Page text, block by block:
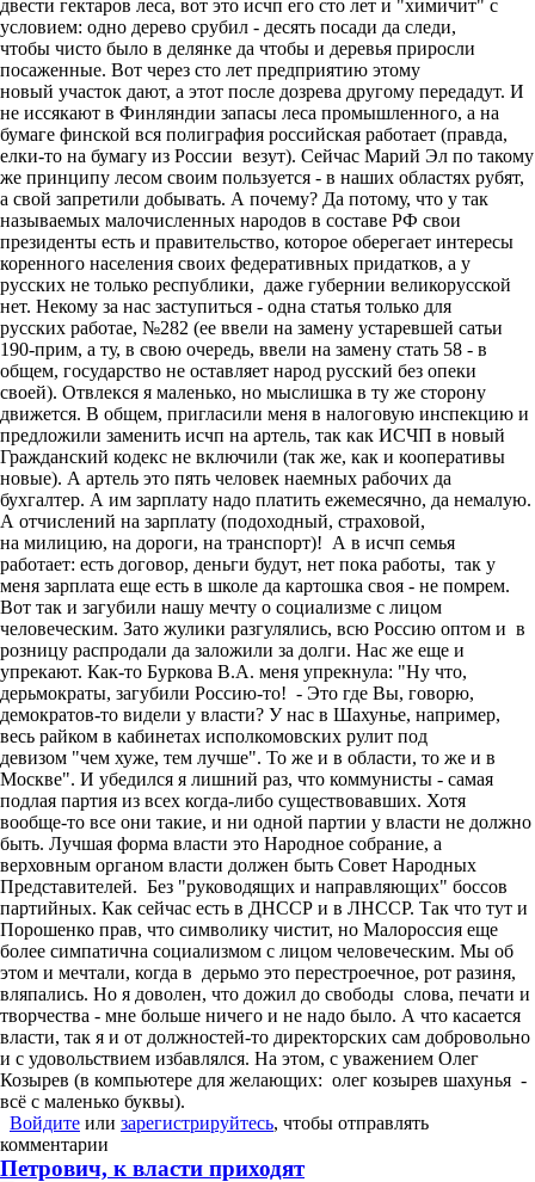
двести гектаров леса, вот это исчп его сто лет и "химичит" с
условием: одно дерево срубил - десять посади да следи,
чтобы чисто было в делянке да чтобы и деревья приросли
посаженные. Вот через сто лет предприятию этому
новый участок дают, а этот после дозрева другому передадут. И
не иссякают в Финляндии запасы леса промышленного, а на
бумаге финской вся полиграфия российская работает (правда,
елки-то на бумагу из России везут). Сейчас Марий Эл по такому
же принципу лесом своим пользуется - в наших областях рубят,
а свой запретили добывать. А почему? Да потому, что у так
называемых малочисленных народов в составе РФ свои
президенты есть и правительство, которое оберегает интересы
коренного населения своих федеративных придатков, а у
русских не только республики, даже губернии великорусской
нет. Некому за нас заступиться - одна статья только для
русских работае, №282 (ее ввели на замену устаревшей сатьи
190-прим, а ту, в свою очередь, ввели на замену стать 58 - в
общем, государство не оставляет народ русский без опеки
своей). Отвлекся я маленько, но мыслишка в ту же сторону
движется. В общем, пригласили меня в налоговую инспекцию и
предложили заменить исчп на артель, так как ИСЧП в новый
Гражданский кодекс не включили (так же, как и кооперативы
новые). А артель это пять человек наемных рабочих да
бухгалтер. А им зарплату надо платить ежемесячно, да немалую.
А отчислений на зарплату (подоходный, страховой,
на милицию, на дороги, на транспорт)! А в исчп семья
работает: есть договор, деньги будут, нет пока работы, так у
меня зарплата еще есть в школе да картошка своя - не помрем.
Вот так и загубили нашу мечту о социализме с лицом
человеческим. Зато жулики разгулялись, всю Россию оптом и в
розницу распродали да заложили за долги. Нас же еще и
упрекают. Как-то Буркова В.А. меня упрекнула: "Ну что,
дерьмократы, загубили Россию-то! - Это где Вы, говорю,
демократов-то видели у власти? У нас в Шахунье, например,
весь райком в кабинетах исполкомовских рулит под
девизом "чем хуже, тем лучше". То же и в области, то же и в
Москве". И убедился я лишний раз, что коммунисты - самая
подлая партия из всех когда-либо существовавших. Хотя
вообще-то все они такие, и ни одной партии у власти не должно
быть. Лучшая форма власти это Народное собрание, а
верховным органом власти должен быть Совет Народных
Представителей. Без "руководящих и направляющих" боссов
партийных. Как сейчас есть в ДНССР и в ЛНССР. Так что тут и
Порошенко прав, что символику чистит, но Малороссия еще
более симпатична социализмом с лицом человеческим. Мы об
этом и мечтали, когда в дерьмо это перестроечное, рот разиня,
вляпались. Но я доволен, что дожил до свободы слова, печати и
творчества - мне больше ничего и не надо было. А что касается
власти, так я и от должностей-то директорских сам добровольно
и с удовольствием избавлялся. На этом, с уважением Олег
Козырев (в компьютере для желающих: олег козырев шахунья -
всё с маленько буквы).
Войдите или зарегистрируйтесь, чтобы отправлять
комментарии
Петрович, к власти приходят